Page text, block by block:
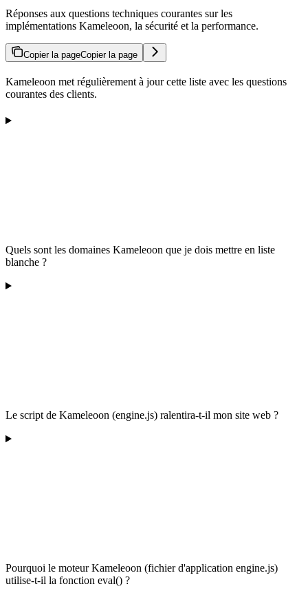
Réponses aux questions techniques courantes sur les
implémentations Kameleoon, la sécurité et la performance.
Copier la pageCopier la page
Kameleoon met régulièrement à jour cette liste avec les questions
courantes des clients.
Quels sont les domaines Kameleoon que je dois mettre en liste
blanche ?
Le script de Kameleoon (engine.js) ralentira-t-il mon site web ?
Pourquoi le moteur Kameleoon (fichier d'application engine.js)
utilise-t-il la fonction eval() ?